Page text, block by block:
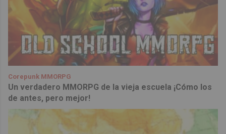
Corepunk MMORPG
Un verdadero MMORPG de la vieja escuela ¡Cómo los
de antes, pero mejor!